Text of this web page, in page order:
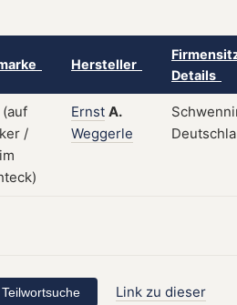
Hersteller
Details
Ernst A.
Weggerle
Link zu dieser